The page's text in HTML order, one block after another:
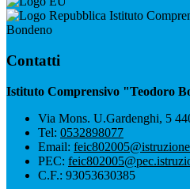
Istituto
Bondeno
Contatti
Istituto Comprensivo "Teodoro
Via Mons. U.Gardenghi, 5
Tel: 0532898077
Email:
PEC:
C.F.: 93053630385